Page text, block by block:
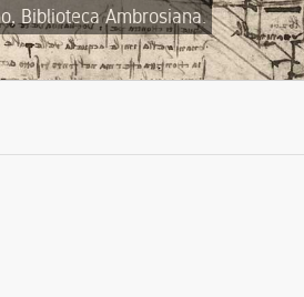
Biblioteca Ambrosiana.